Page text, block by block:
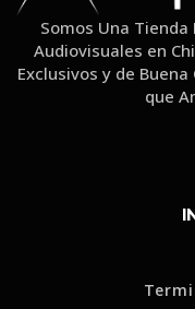
Somos Una
Audiovisuales en
Exclusivos y de
que